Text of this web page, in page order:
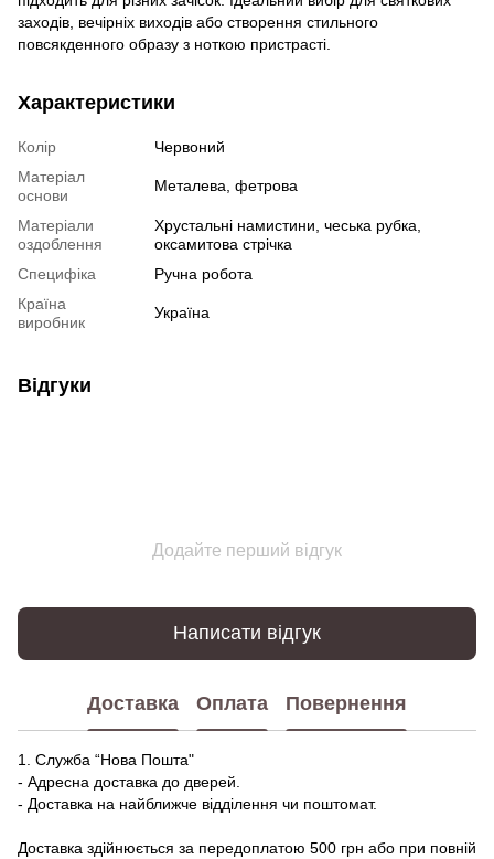
заходів, вечірніх виходів або створення стильного
повсякденного образу з ноткою пристрасті.
Характеристики
Колір
Червоний
Матеріал
основи
Металева, фетрова
Матеріали
оздоблення
Хрустальні намистини, чеська рубка,
оксамитова стрічка
Специфіка
Ручна робота
Країна
виробник
Україна
Відгуки
Додайте перший відгук
Написати відгук
Доставка Оплата Повернення
1. Служба “Нова Пошта"
- Адресна доставка до дверей.
- Доставка на найближче відділення чи поштомат.
Доставка здійнюється за передоплатою 500 грн або при повній